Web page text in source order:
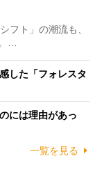
フト」の潮流も、
…
した「フォレスタ
には理由があっ
一覧を見る